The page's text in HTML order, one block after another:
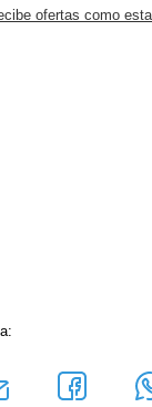
ofertas como